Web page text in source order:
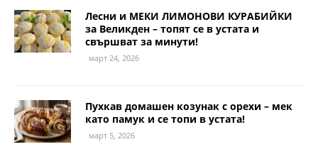
Лесни и МЕКИ ЛИМОНОВИ КУРАБИЙКИ
за Великден – топят се в устата и
свършват за минути!
март 24, 2026
Пухкав домашен козунак с орехи – мек
като памук и се топи в устата!
март 5, 2026